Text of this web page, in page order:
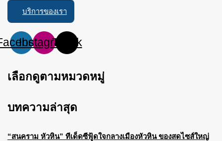
บริการของเรา
InstagramTiktok
เลือกดูตามหมวดหมู่
บทความล่าสุด
“สนคราม หัวหิน” ทีเด็ดซีฟู้ดใจกลางเมืองหัวหิน ของสดไซส์ใหญ่